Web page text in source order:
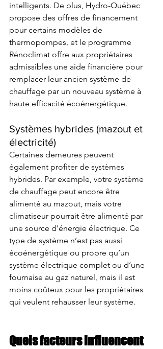
intelligents. De plus, Hydro-Québec
propose des offres de financement
pour certains modèles de
thermopompes, et le programme
Rénoclimat offre aux propriétaires
admissibles une aide financière pour
remplacer leur ancien système de
chauffage par un nouveau système à
haute efficacité écoénergétique.
Systèmes hybrides (mazout et
électricité)
Certaines demeures peuvent
également profiter de systèmes
hybrides. Par exemple, votre système
de chauffage peut encore être
alimenté au mazout, mais votre
climatiseur pourrait être alimenté par
une source d’énergie électrique. Ce
type de système n’est pas aussi
écoénergétique ou propre qu’un
système électrique complet ou d’une
fournaise au gaz naturel, mais il est
moins coûteux pour les propriétaires
qui veulent rehausser leur système.
Quels facteurs influencent